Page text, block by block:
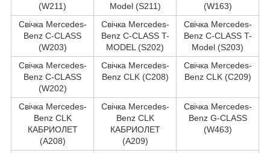
(W211)
Model (S211)
(W163)
Свічка Mercedes-
Benz C-CLASS
(W203)
Свічка Mercedes-
Benz C-CLASS T-
MODEL (S202)
Свічка Mercedes-
Benz C-CLASS T-
Model (S203)
Свічка Mercedes-
Benz C-CLASS
(W202)
Свічка Mercedes-
Benz CLK (C208)
Свічка Mercedes-
Benz CLK (C209)
Свічка Mercedes-
Benz CLK
КАБРИОЛЕТ
(A208)
Свічка Mercedes-
Benz CLK
КАБРИОЛЕТ
(A209)
Свічка Mercedes-
Benz G-CLASS
(W463)